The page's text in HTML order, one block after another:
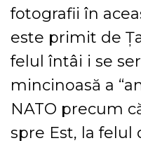
fotografii în
este primit de
felul întâi i se
mincinoasă a
NATO precum
spre Est, la felul